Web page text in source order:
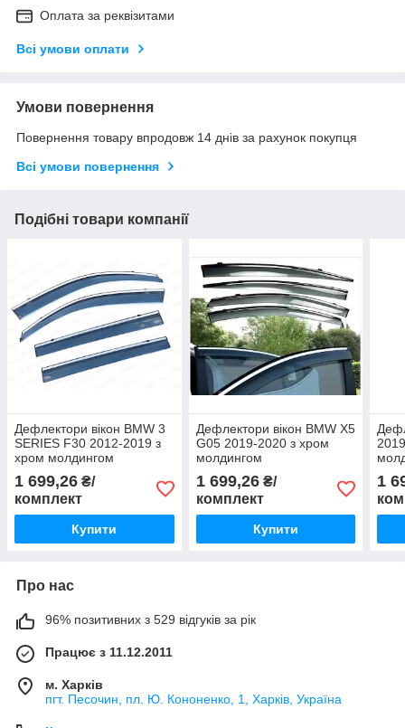
Оплата за реквізитами
Всі умови оплати
Умови повернення
Повернення товару впродовж 14 днів за рахунок покупця
Всі умови повернення
Подібні товари компанії
Дефлектори вікон BMW 3
SERIES F30 2012-2019 з
хром молдингом
1 699,26 ₴/
комплект
Купити
Дефлектори вікон BMW X5
G05 2019-2020 з хром
молдингом
1 699,26₴/
комплект
Купити
1
Про нас
96% позитивних з 529 відгуків за рік
Працює з 11.12.2011
м. Харків
пгт. Песочин, пл. Ю. Кононенко, 1, Харків, Україна